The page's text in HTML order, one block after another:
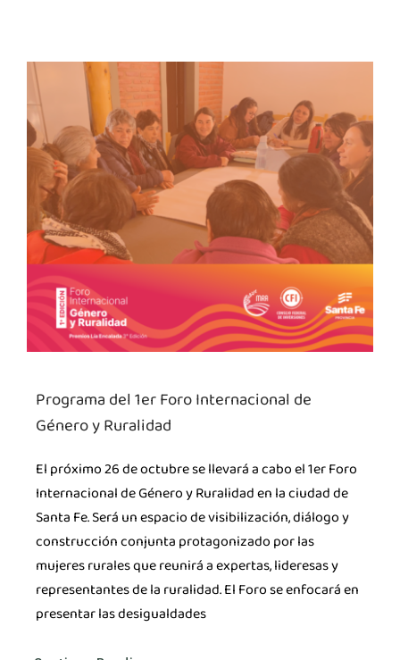
Programa del 1er Foro Internacional de
Género y Ruralidad
El próximo 26 de octubre se llevará a cabo el 1er Foro
Internacional de Género y Ruralidad en la ciudad de
Santa Fe. Será un espacio de visibilización, diálogo y
construcción conjunta protagonizado por las
mujeres rurales que reunirá a expertas, lideresas y
representantes de la ruralidad. El Foro se enfocará en
presentar las desigualdades